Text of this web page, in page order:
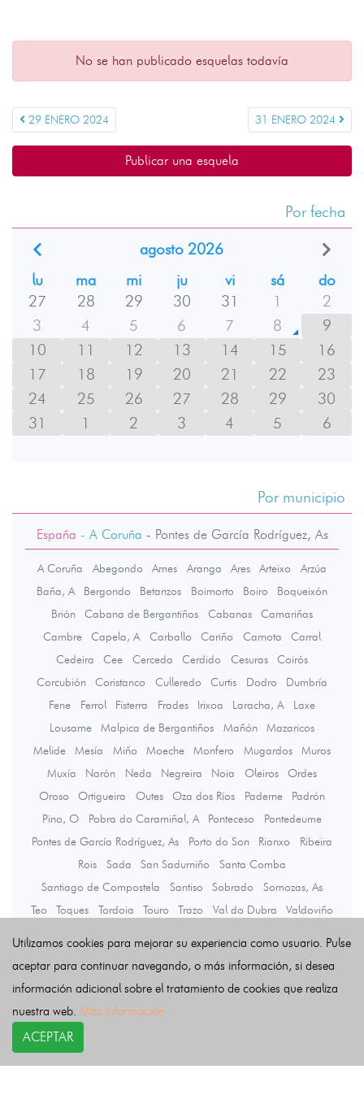
No se han publicado esquelas todavía
29 ENERO 2024 31 ENERO 2024
Publicar una esquela
Por fecha
agosto 2026
lu
ma mi ju vi sá
do
27
28 29 30 31 1
2
3
4 5 6 7 8
9
10
11 12 13 14 15
16
17
18 19 20 21 22
23
24
25 26 27 28 29
30
31
1 2 3 4 5 6
Por municipio
España - A Coruña - Pontes de García Rodríguez, As
A Coruña Abegondo Ames Aranga Ares Arteixo
Arzúa
Baña, A
Bergondo Betanzos Boimorto Boiro
Boqueixón
Brión
Cabana de Bergantiños Cabanas
Camariñas
Cambre
Capela, A Carballo Cariño Carnota
Carral
Cedeira
Cee Cerceda Cerdido Cesuras
Coirós
Corcubión
Coristanco Culleredo Curtis Dodro
Dumbría
Fene
Ferrol Fisterra Frades Irixoa Laracha, A
Laxe
Lousame
Malpica de Bergantiños Mañón
Mazaricos
Melide
Mesía Miño Moeche Monfero Mugardos
Muros
Muxía
Narón Neda Negreira Noia Oleiros
Ordes
Oroso
Ortigueira Outes Oza dos Ríos Paderne
Padrón
Pino, O
Pobra do Caramiñal, A Ponteceso
Pontedeume
Pontes de García Rodríguez, As
Porto do Son Rianxo
Ribeira
Rois
Sada San Sadurniño
Santa Comba
Santiago de Compostela
Santiso Sobrado
Somozas, As
Teo
Toques Tordoia Touro Trazo Val do Dubra
Valdoviño
Últimas noticias
Utilizamos cookies para mejorar su experiencia como usuario. Pulse
aceptar para continuar navegando, o más información, si desea
información adicional sobre el tratamiento de cookies que realiza
nuestra web. Más información
ACEPTAR